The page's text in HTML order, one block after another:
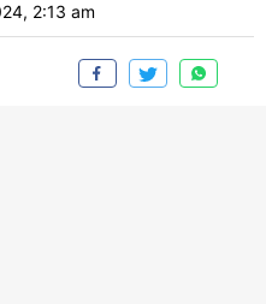
2:13 am